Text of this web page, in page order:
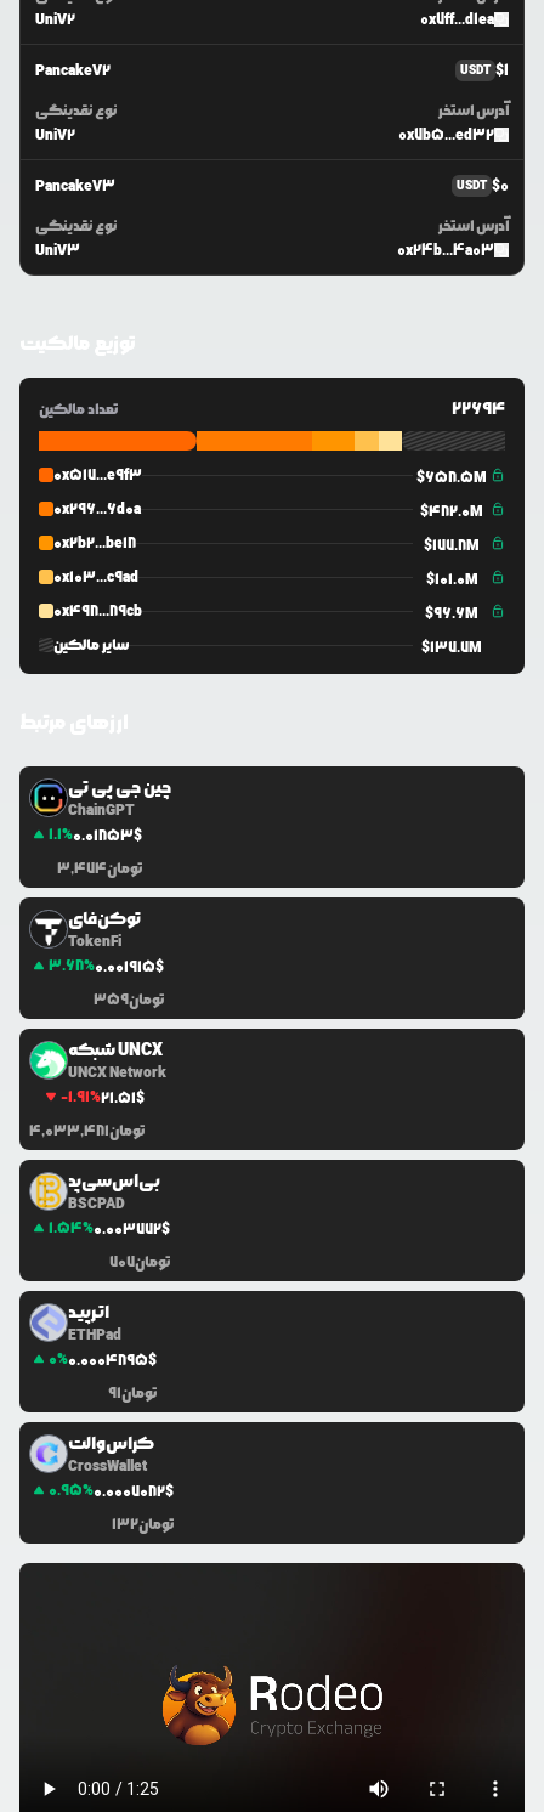
UniV2
0x7ff...d1ea
PancakeV2 USDT $1
نوع نقدینگی
UniV2
آدرس استخر
0x7b5...ed32
PancakeV3 USDT $0
نوع نقدینگی
UniV3
آدرس استخر
0x24b...4a03
تعداد مالکین 22694
0x517...e9f3 $658.5M
0x296...6d0a
$482.0M
0x2b2...be18
$177.8M
0x103...c9ad
$101.0M
0x498...89cb
$96.6M
سایر مالکین
$137.7M
چین جی پی تی
ChainGPT
1.1%0.01853$
3,474تومان
توکن‌فای
TokenFi
3.68%0.001915$
359تومان
شبکه UNCX
UNCX Network
-1.91%21.51$
4,033,481تومان
بی‌اس‌سی‌پد
BSCPAD
1.54%0.003772$
707تومان
اتـرپیـد
ETHPad
0%0.0004895$
91تومان
کرا‌س‌والت
CrossWallet
0.95%0.0007082$
132تومان